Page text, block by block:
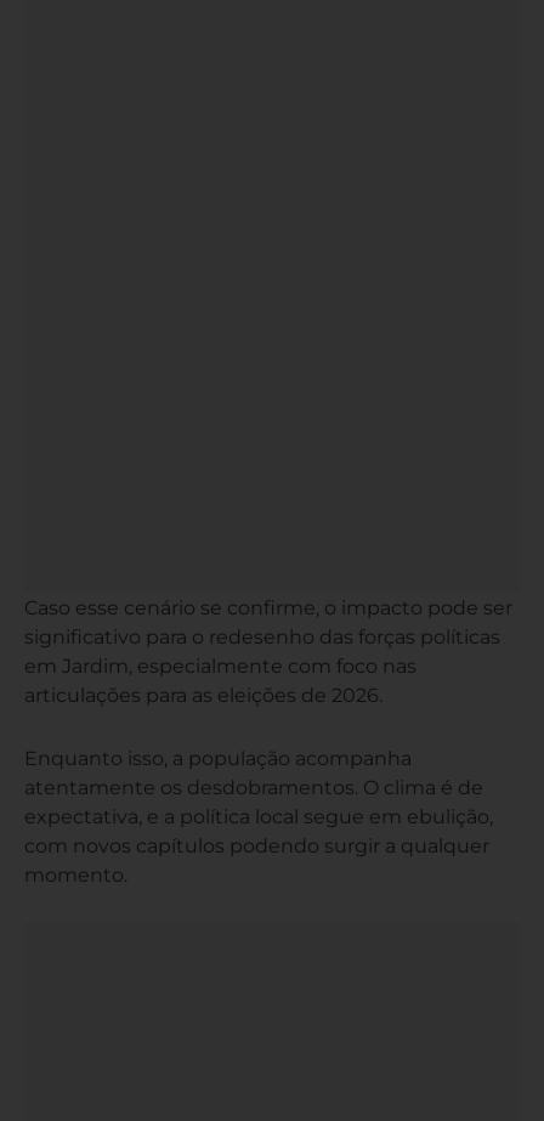
Caso esse cenário se confirme, o impacto pode ser
significativo para o redesenho das forças políticas
em Jardim, especialmente com foco nas
articulações para as eleições de 2026.
Enquanto isso, a população acompanha
atentamente os desdobramentos. O clima é de
expectativa, e a política local segue em ebulição,
com novos capítulos podendo surgir a qualquer
momento.